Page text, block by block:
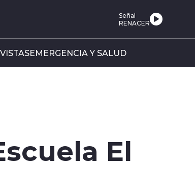
Señal
RENACER
EMERGENCIA Y SALUD
El